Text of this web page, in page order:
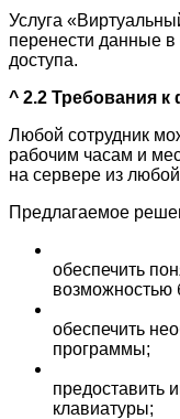
Услуга
перенести данные
доступа.
^ 2.2 Требования
Любой сотрудник
рабочим часам и
на сервере из
Предлагаемое
обеспечить
возможностью
обеспечить
программы;
предоставить
клавиатуры;